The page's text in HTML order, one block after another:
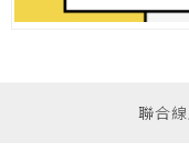
聯合